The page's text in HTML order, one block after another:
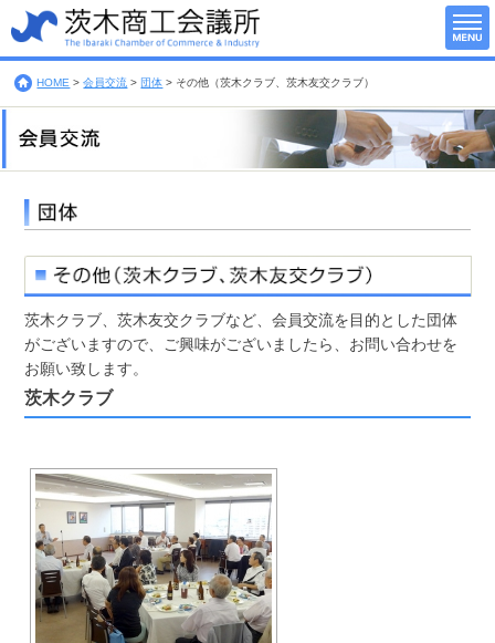
HOME > 会員交流 > 団体 > その他（茨木クラブ、茨木友交クラブ）
茨木クラブ、茨木友交クラブなど、会員交流を目的とした団体
がございますので、ご興味がございましたら、お問い合わせを
お願い致します。
茨木クラブ